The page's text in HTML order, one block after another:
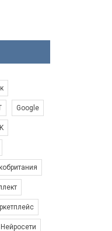
Google
Нейросети